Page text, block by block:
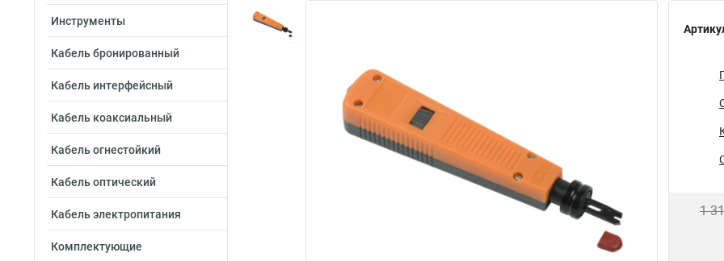
Инструменты
Кабель бронированный
Кабель интерфейсный
Кабель коаксиальный
Кабель огнестойкий
Кабель оптический
Кабель электропитания
Комплектующие
1